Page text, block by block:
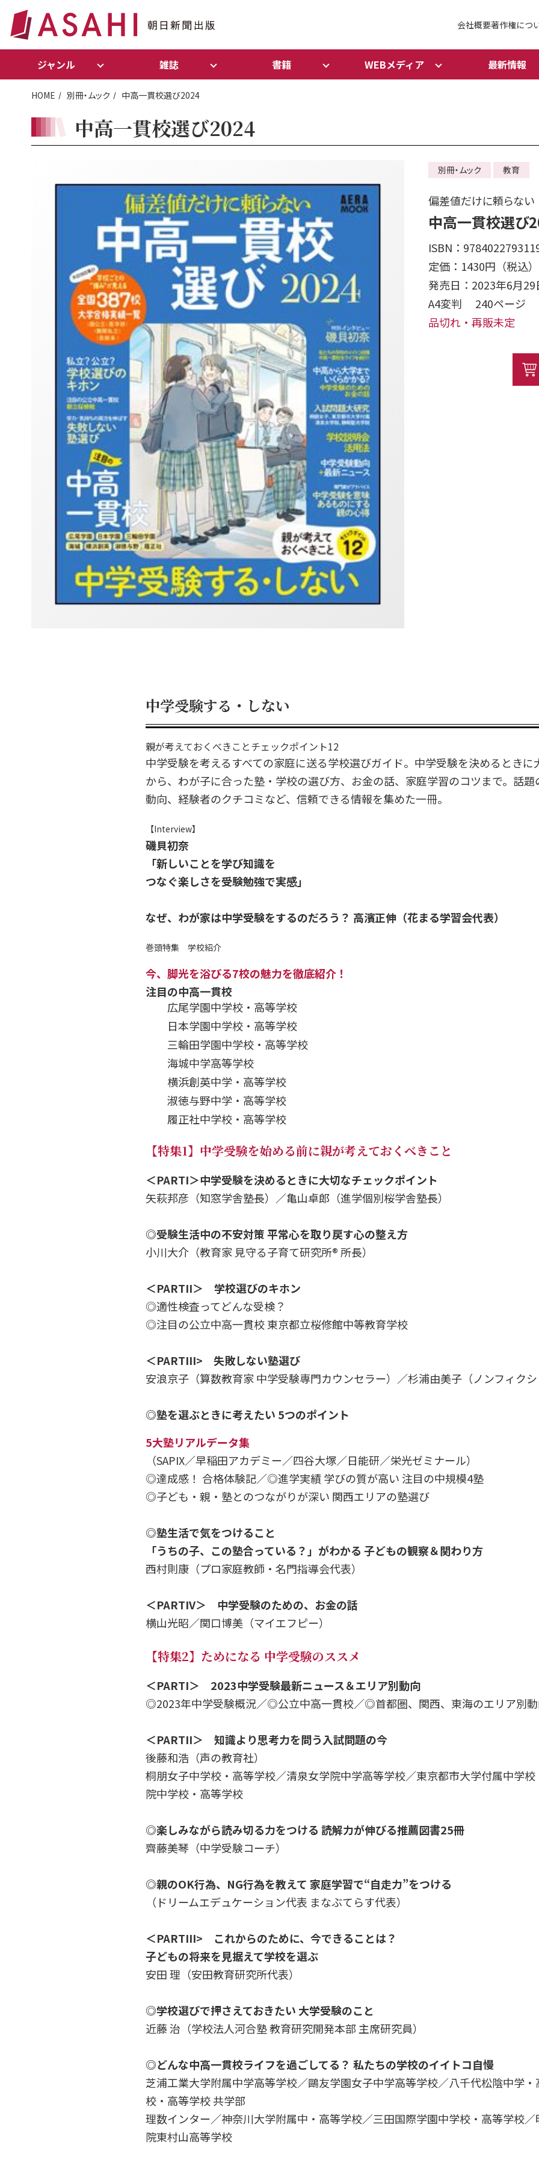
会社概要著作権につ
ジャンル 雑誌 書籍 WEBメディア 最新情報
HOME 別冊・ムック 中高一貫校選び2024
中高一貫校選び2024
別冊・ムック 教育
偏差値だけに頼らない
中高一貫校選び
ISBN：
定価：1430円（税込）
発売日：2023年6月29
A4変判 240ページ
品切れ・再販未定
中学受験する・しない
親が考えておくべきことチェックポイント12
中学受験を考えるすべての家庭に送る学校選びガイド。中学受験を決めるときに
から、わが子に合った塾・学校の選び方、お金の話、家庭学習のコツまで。話
動向、経験者のクチコミなど、信頼できる情報を集めた一冊。
【Interview】
磯貝初奈
「新しいことを学び知識を
つなぐ楽しさを受験勉強で実感」
なぜ、わが家は中学受験をするのだろう？ 高濱正伸（花まる学習会代表）
巻頭特集 学校紹介
今、脚光を浴びる7校の魅力を徹底紹介！
注目の中高一貫校
広尾学園中学校・高等学校
日本学園中学校・高等学校
三輪田学園中学校・高等学校
海城中学高等学校
横浜創英中学・高等学校
淑徳与野中学・高等学校
履正社中学校・高等学校
【特集1】中学受験を始める前に親が考えておくべきこと
＜PARTI＞中学受験を決めるときに大切なチェックポイント
矢萩邦彦（知窓学舎塾長）／亀山卓郎（進学個別桜学舎塾長）
◎受験生活中の不安対策 平常心を取り戻す心の整え方
小川大介（教育家 見守る子育て研究所® 所長）
＜PARTII＞ 学校選びのキホン
◎適性検査ってどんな受検？
◎注目の公立中高一貫校 東京都立桜修館中等教育学校
＜PARTIII> 失敗しない塾選び
安浪京子（算数教育家 中学受験専門カウンセラー）／杉浦由美子（ノンフィクシ
◎塾を選ぶときに考えたい 5つのポイント
5大塾リアルデータ集
（SAPIX／早稲田アカデミー／四谷大塚／日能研／栄光ゼミナール）
◎達成感！ 合格体験記／◎進学実績 学びの質が高い 注目の中規模4塾
◎子ども・親・塾とのつながりが深い 関西エリアの塾選び
◎塾生活で気をつけること
「うちの子、この塾合っている？」がわかる 子どもの観察＆関わり方
西村則康（プロ家庭教師・名門指導会代表）
＜PARTIV＞ 中学受験のための、お金の話
横山光昭／関口博美（マイエフピー）
【特集2】ためになる 中学受験のススメ
＜PARTI＞ 2023中学受験最新ニュース＆エリア別動向
◎2023年中学受験概況／◎公立中高一貫校／◎首都圏、関西、東海のエリア別
＜PARTII＞ 知識より思考力を問う入試問題の今
後藤和浩（声の教育社）
桐朋女子中学校・高等学校／清泉女学院中学高等学校／東京都市大学付属中学
院中学校・高等学校
◎楽しみながら読み切る力をつける 読解力が伸びる推薦図書25冊
齊藤美琴（中学受験コーチ）
◎親のOK行為、NG行為を教えて 家庭学習で“自走力”をつける
（ドリームエデュケーション代表 まなぶてらす代表）
＜PARTIII> これからのために、今できることは？
子どもの将来を見据えて学校を選ぶ
安田 理（安田教育研究所代表）
◎学校選びで押さえておきたい 大学受験のこと
近藤 治（学校法人河合塾 教育研究開発本部 主席研究員）
◎どんな中高一貫校ライフを過ごしてる？ 私たちの学校のイイトコ自慢
芝浦工業大学附属中学高等学校／鷗友学園女子中学高等学校／八千代松陰中学
校・高等学校 共学部
理数インター／神奈川大学附属中・高等学校／三田国際学園中学校・高等学校
院東村山高等学校